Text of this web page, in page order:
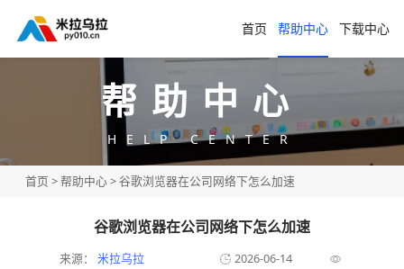
首页 帮助中心 下载中心
帮助中心
HELP CENTER
首页 >帮助中心> 谷歌浏览器在公司网络下怎么加速
谷歌浏览器在公司网络下怎么加速
来源： 米拉乌拉 2026-06-14